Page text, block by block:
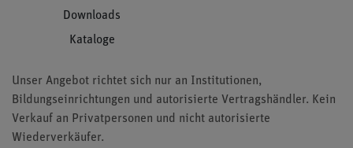
Downloads
Kataloge
Unser Angebot richtet sich nur an Institutionen,
Bildungseinrichtungen und autorisierte Vertragshändler. Kein
Verkauf an Privatpersonen und nicht autorisierte
Wiederverkäufer.